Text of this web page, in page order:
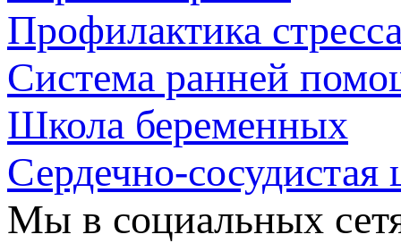
Профилактика
Система ранней
Школа беременных
Сердечно-сосудистая
Мы в социальных